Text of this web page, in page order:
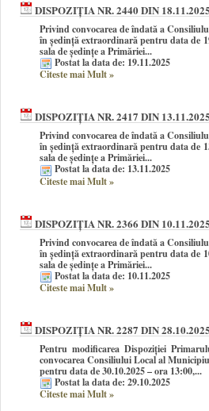
DISPOZIȚIA NR. 2440 DIN 18.11.2025
Privind convocarea de îndată a
în şedinţă extraordinară pentru data de
sala de ședințe a Primăriei...
Postat la data de: 19.11.2025
Citeste mai Mult»
DISPOZIȚIA NR. 2417 DIN 13.11.2025
Privind convocarea de îndată a
în şedinţă extraordinară pentru data de
sala de ședințe a Primăriei...
Postat la data de: 13.11.2025
Citeste mai Mult»
DISPOZIȚIA NR. 2366 DIN 10.11.2025
Privind convocarea de îndată a
în şedinţă extraordinară pentru data de
sala de ședințe a Primăriei...
Postat la data de: 10.11.2025
Citeste mai Mult»
DISPOZIȚIA NR. 2287 DIN 28.10.2025
Pentru modificarea Dispoziției
convocarea Consiliului Local al
pentru data de 30.10.2025 – ora 13:00,...
Postat la data de: 29.10.2025
Citeste mai Mult»